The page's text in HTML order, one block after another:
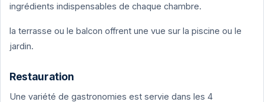
ingrédients indispensables de chaque chambre.
la terrasse ou le balcon offrent une vue sur la piscine ou le
jardin.
Restauration
Une variété de gastronomies est servie dans les 4